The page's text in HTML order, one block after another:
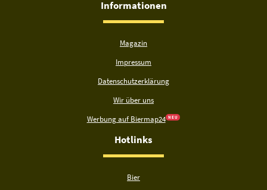
Informationen
Magazin
Impressum
Datenschutzerklärung
Wir über uns
Werbung auf Biermap24 N E U
Hotlinks
Bier